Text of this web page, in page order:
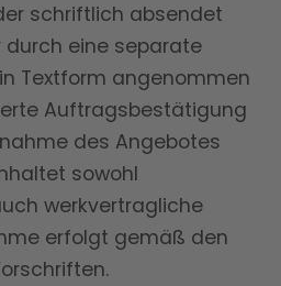
schriftlich absendet
durch eine separate
Textform angenommen
Auftragsbestätigung
des Angebotes
sowohl
werkvertragliche
erfolgt gemäß den